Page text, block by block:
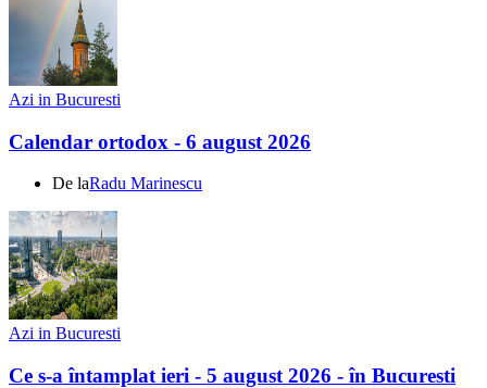
Azi in Bucuresti
Calendar ortodox - 6 august 2026
De laRadu Marinescu
Azi in Bucuresti
Ce s-a întamplat ieri - 5 august 2026 - în Bucuresti